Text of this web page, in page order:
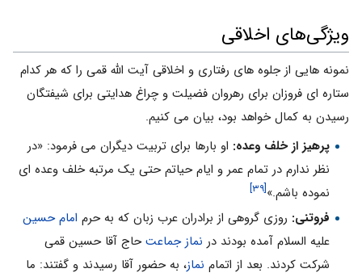
ویژگی‌های اخلاقی
نمونه هایی از جلوه های رفتاری و اخلاقی آیت الله قمی را که هر کدام
ستاره ای فروزان برای رهروان فضیلت و چراغ هدایتی برای شیفتگان
رسیدن به کمال خواهد بود، بیان می کنیم.
پرهیز از خلف وعده: او بارها برای تربیت دیگران می فرمود: «در
نظر ندارم در تمام عمر و ایام حیاتم حتی یک مرتبه خلف وعده ای
نموده باشم.»[۳۹]
فروتنی: روزی گروهی از برادران عرب زبان که به حرم امام حسین
علیه السلام آمده بودند در نماز جماعتحاج آقا حسین قمی
شرکت کردند. بعد از اتمام نماز، به حضور آقا رسیدند و گفتند: ما